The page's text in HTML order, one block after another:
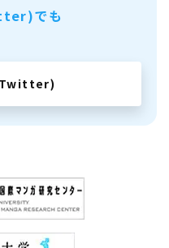
でも
Twitter)